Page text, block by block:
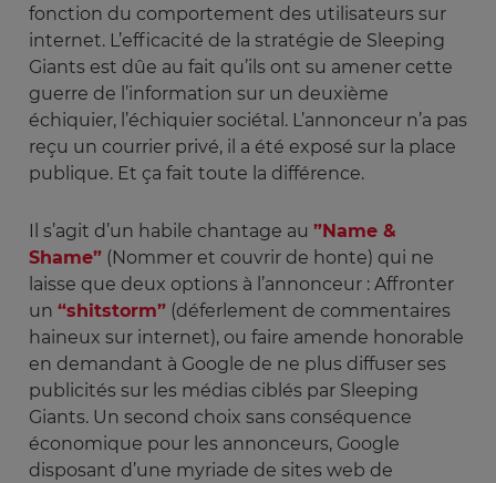
fonction du comportement des utilisateurs sur
internet. L’efficacité de la stratégie de Sleeping
Giants est dûe au fait qu’ils ont su amener cette
guerre de l’information sur un deuxième
échiquier, l’échiquier sociétal. L’annonceur n’a pas
reçu un courrier privé, il a été exposé sur la place
publique. Et ça fait toute la différence.
Il s’agit d’un habile chantage au ”Name &
Shame” (Nommer et couvrir de honte) qui ne
laisse que deux options à l’annonceur : Affronter
un “shitstorm” (déferlement de commentaires
haineux sur internet), ou faire amende honorable
en demandant à Google de ne plus diffuser ses
publicités sur les médias ciblés par Sleeping
Giants. Un second choix sans conséquence
économique pour les annonceurs, Google
disposant d’une myriade de sites web de